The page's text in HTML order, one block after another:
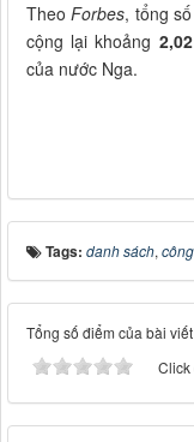
TheoForbes, tổng
cộng lại khoảng
của nước Nga.
Tags: danh sách,
Tổng số điểm của bài
Click